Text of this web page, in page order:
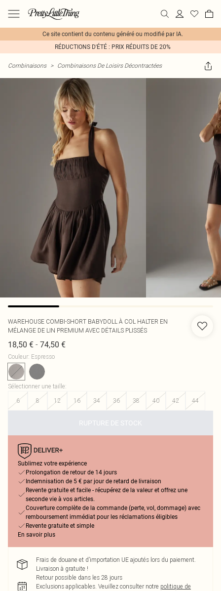
Ce site contient du contenu généré ou modifié par IA.
RÉDUCTIONS D'ÉTÉ : PRIX RÉDUITS DE 20%
Combinaisons > Combinaisons De Loisirs Décontractées
WAREHOUSE COMBI-SHORT BABYDOLL À COL HALTER EN
MÉLANGE DE LIN PREMIUM AVEC DÉTAILS PLISSÉS
18,50 € - 74,50 €
Couleur: Espresso
Sélectionner une taille:
6
8 12 16 34 36 38 40 42 44
RUPTURE DE STOCK
Sublimez votre expérience
Prolongation de retour de 14 jours
Indemnisation de 5 € par jour de retard de livraison
Revente gratuite et facile - récupérez de la valeur et offrez une
seconde vie à vos articles.
Couverture complète de la commande (perte, vol, dommage) avec
remboursement immédiat pour les réclamations éligibles
Revente gratuite et simple
En savoir plus
Frais de douane et d’importation UE ajoutés lors du paiement.
Livraison à gratuite !
Retour possible dans les 28 jours
Exclusions applicables. Veuillez consulter notre politique de